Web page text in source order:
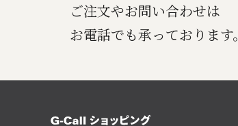
ご注文やお問い合わせは
お電話でも承っております。